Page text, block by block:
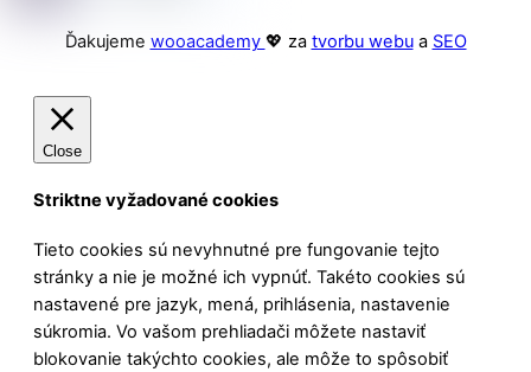
Ďakujeme wooacademy 💖 za tvorbu webua SEO
Close
Striktne vyžadované cookies
Tieto cookies sú nevyhnutné pre fungovanie tejto
stránky a nie je možné ich vypnúť. Takéto cookies sú
nastavené pre jazyk, mená, prihlásenia, nastavenie
súkromia. Vo vašom prehliadači môžete nastaviť
blokovanie takýchto cookies, ale môže to spôsobiť